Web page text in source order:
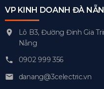
VP KINH DOANH ĐÀ
Lô B3, Đường Đinh Gia
Nẵng
0902 999 356
danang@3celectric.vn